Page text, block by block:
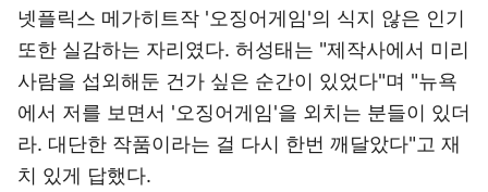
넷플릭스 메가히트작 '오징어게임'의 식지 않은 인기
또한 실감하는 자리였다. 허성태는 "제작사에서 미리
사람을 섭외해둔 건가 싶은 순간이 있었다"며 "뉴욕
에서 저를 보면서 '오징어게임'을 외치는 분들이 있더
라. 대단한 작품이라는 걸 다시 한번 깨달았다"고 재
치 있게 답했다.